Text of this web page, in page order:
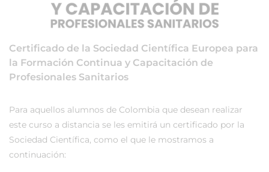
Certificado de la Sociedad Científica Europea para
la Formación Continua y Capacitación de
Profesionales Sanitarios
Para aquellos alumnos de Colombia que desean realizar
este curso a distancia se les emitirá un certificado por la
Sociedad Científica, como el que le mostramos a
continuación: